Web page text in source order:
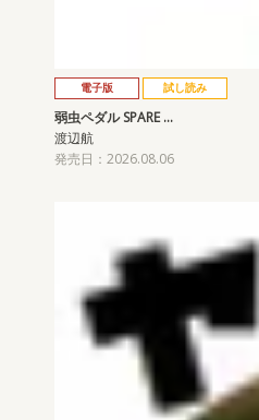
電子版 試し読み
弱虫ペダル SPARE …
渡辺航
発売日：2026.08.06